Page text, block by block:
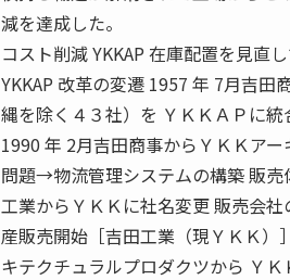
減を達成した。
コスト削減 YKKAP 在庫配置を見直
YKKAP 改革の変遷 1957 年 7月吉
縄を除く４３社）を ＹＫＫＡＰに
1990 年 2月吉田商事からＹＫＫア
問題→物流管理システムの構築
工業からＹＫＫに社名変更 販売会
産販売開始［吉田工業（現ＹＫＫ）
キテクチュラルプロダクツから Ｙ